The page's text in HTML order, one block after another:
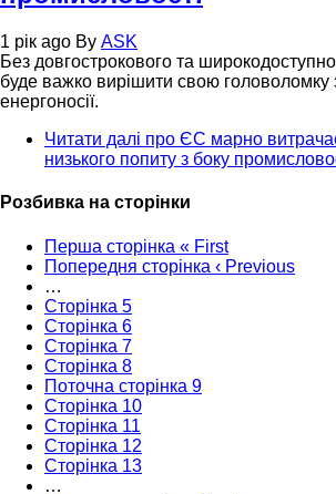
1 рік ago By ASK
Без довгострокового та
буде важко вирішити свою головоломку
енергоносії.
Читати далі про ЄС марно
низького попиту з боку
Розбивка на сторінки
Перша сторінка « First
Попередня сторінка ‹ Previous
…
Сторінка 5
Сторінка 6
Сторінка 7
Сторінка 8
Поточна сторінка 9
Сторінка 10
Сторінка 11
Сторінка 12
Сторінка 13
…